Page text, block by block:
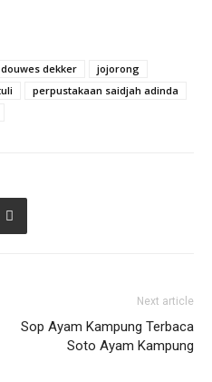
douwes dekker
jojorong
perpustakaan saidjah adinda
Next article
Sop Ayam Kampung Terbaca
Soto Ayam Kampung